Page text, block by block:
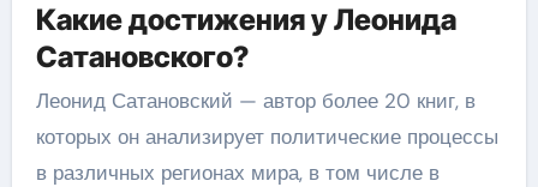
Какие достижения у Леонида
Сатановского?
Леонид Сатановский — автор более 20 книг, в
которых он анализирует политические процессы
в различных регионах мира, в том числе в